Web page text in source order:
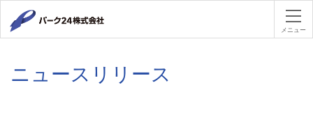
パーク２
メニュー
ニュースリリース